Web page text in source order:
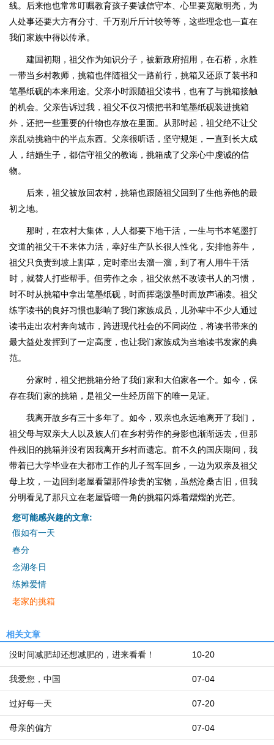
线。后来他也常常叮嘱教育孩子要诚信守本、心里要宽敞明亮，为
人处事还要大方有分寸、千万别斤斤计较等等，这些理念也一直在
我们家族中得以传承。
建国初期，祖父作为知识分子，被新政府招用，在石桥，永胜
一带当乡村教师，挑箱也伴随祖父一路前行，挑箱又还原了装书和
笔墨纸砚的本来用途。父亲小时跟随祖父读书，也有了与挑箱接触
的机会。父亲告诉过我，祖父不仅习惯把书和笔墨纸砚装进挑箱
外，还把一些重要的什物也存放在里面。从那时起，祖父绝不让父
亲乱动挑箱中的半点东西。父亲很听话，坚守规矩，一直到长大成
人，结婚生子，都信守祖父的教诲，挑箱成了父亲心中虔诚的信
物。
后来，祖父被放回农村，挑箱也跟随祖父回到了生他养他的最
初之地。
那时，在农村大集体，人人都要下地干活，一生与书本笔墨打
交道的祖父干不来体力活，幸好生产队长很人性化，安排他养牛，
祖父只负责到坡上割草，定时牵出去溜一溜，到了有人用牛干活
时，就替人打些帮手。但劳作之余，祖父依然不改读书人的习惯，
时不时从挑箱中拿出笔墨纸砚，时而挥毫泼墨时而放声诵读。祖父
练字读书的良好习惯也影响了我们家族成员，儿孙辈中不少人通过
读书走出农村奔向城市，跨进现代社会的不同岗位，将读书带来的
最大益处发挥到了一定高度，也让我们家族成为当地读书发家的典
范。
分家时，祖父把挑箱分给了我们家和大伯家各一个。如今，保
存在我们家的挑箱，是祖父一生经历留下的唯一见证。
我离开故乡有三十多年了。如今，双亲也永远地离开了我们，
祖父母与双亲大人以及族人们在乡村劳作的身影也渐渐远去，但那
件残旧的挑箱并没有因我离开乡村而遗忘。前不久的国庆期间，我
带着已大学毕业在大都市工作的儿子驾车回乡，一边为双亲及祖父
母上坟，一边回到老屋看望那件珍贵的宝物，虽然沧桑古旧，但我
分明看见了那只立在老屋昏暗一角的挑箱闪烁着熠熠的光芒。
您可能感兴趣的文章:
假如有一天
春分
念湖冬日
练摊爱情
老家的挑箱
相关文章
10-20
没时间减肥却还想减肥的，进来看看！
07-04
我爱您，中国
07-20
过好每一天
07-04
母亲的偏方